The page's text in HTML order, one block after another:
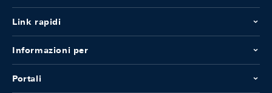
Link rapidi
Informazioni per
Portali